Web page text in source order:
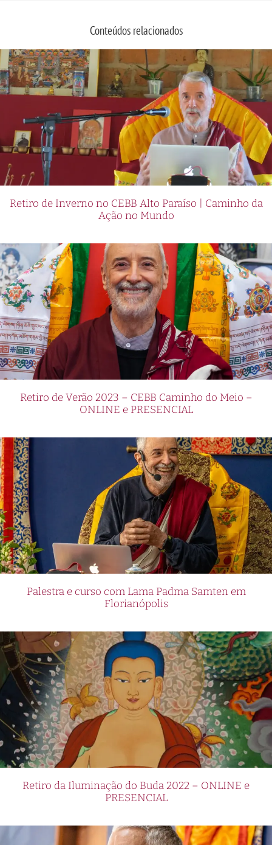
Conteúdos relacionados
Retiro de Inverno no CEBB Alto Paraíso | Caminho da
Ação no Mundo
Retiro de Verão 2023 – CEBB Caminho do Meio –
ONLINE e PRESENCIAL
Palestra e curso com Lama Padma Samten em
Florianópolis
Retiro da Iluminação do Buda 2022 – ONLINE e
PRESENCIAL